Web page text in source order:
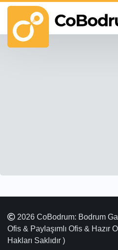
2026 CoBodrum: Bodrum
Ofis & Paylaşımlı Ofis & Hazır
Hakları Saklıdır )